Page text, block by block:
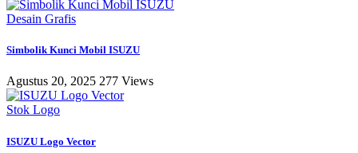
Desain Grafis
Simbolik Kunci Mobil ISUZU
Agustus 20, 2025 277 Views
Stok Logo
ISUZU Logo Vector